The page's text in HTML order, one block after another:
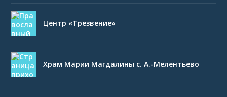
Центр «Трезвение»
Храм Марии Магдалины с. А.-Мелентьево